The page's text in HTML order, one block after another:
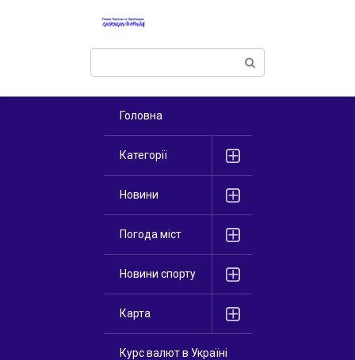
Поиск:
Головна
Категорії
Новини
Погода міст
Новини спорту
Карта
Курс валют в Україні